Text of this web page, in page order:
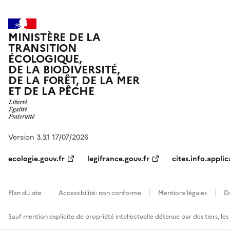
MINISTÈRE DE LA
TRANSITION
ÉCOLOGIQUE,
DE LA BIODIVERSITÉ,
DE LA FORÊT, DE LA MER
ET DE LA PÊCHE
Version 3.3.1 17/07/2026
ecologie.gouv.fr
legifrance.gouv.fr
Plan du site Accessibilité: non conforme Mentions légales
Sauf mention explicite de propriété intellectuelle détenue par des tiers,